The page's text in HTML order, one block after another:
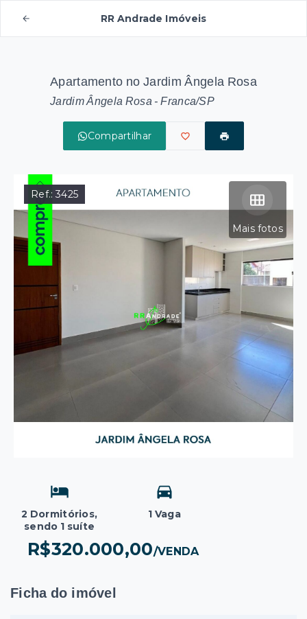
RR Andrade Imóveis
Apartamento no Jardim Ângela Rosa
Jardim Ângela Rosa - Franca/SP
Compartilhar
Mais fotos
Ref.:3425
2 Dormitórios,
sendo 1 suíte
1 Vaga
R$320.000,00/VENDA
Ficha do imóvel